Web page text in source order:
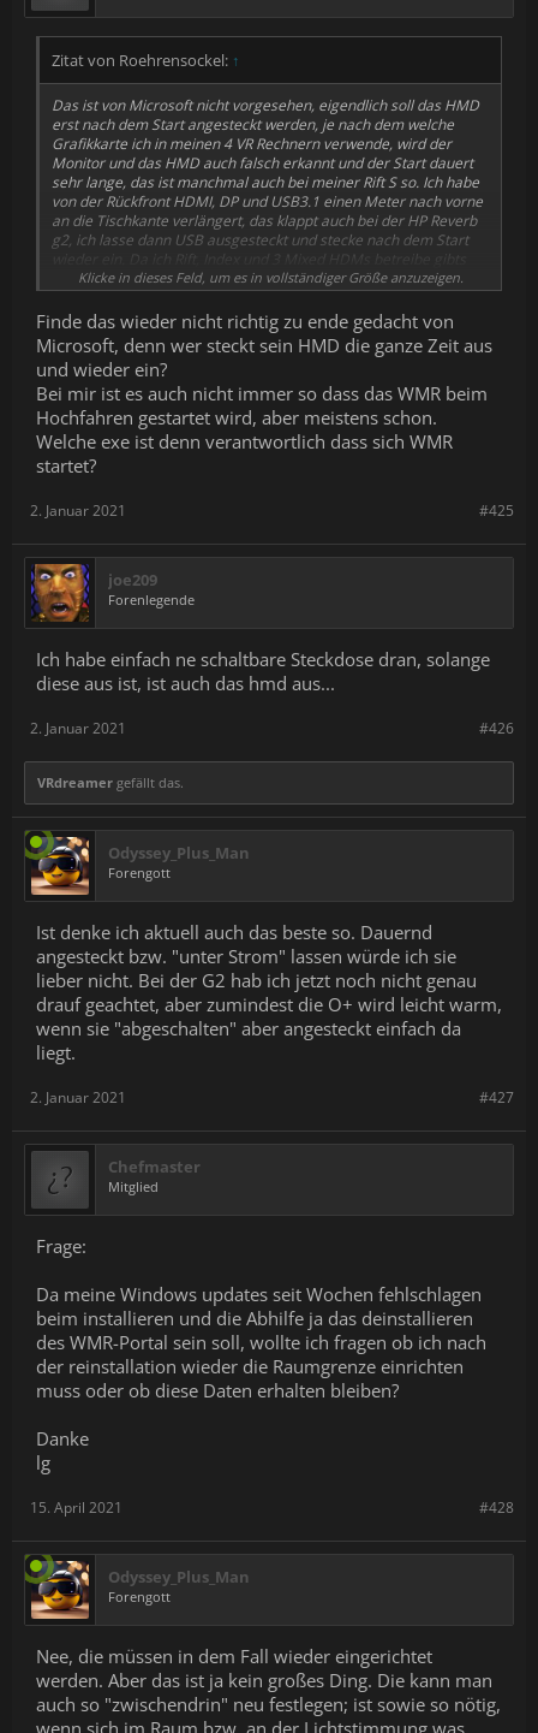
Zitat von Roehrensockel: ↑
Das ist von Microsoft nicht vorgesehen, eigendlich soll das HMD
erst nach dem Start angesteckt werden, je nach dem welche
Grafikkarte ich in meinen 4 VR Rechnern verwende, wird der
Monitor und das HMD auch falsch erkannt und der Start dauert
sehr lange, das ist manchmal auch bei meiner Rift S so. Ich habe
von der Rückfront HDMI, DP und USB3.1 einen Meter nach vorne
an die Tischkante verlängert, das klappt auch bei der HP Reverb
g2, ich lasse dann USB ausgesteckt und stecke nach dem Start
wieder ein. Da ich Rift, Index und 3 Mixed HDMs betreibe gibts
auch doppelt Starts von Oculus, MR und Steam. Das habe ich
durch ein altes DOS Batch gelößt, das die erforderlichen Start
EXE erst dann ins Verzeichnis kopiert wenn ich das Icon auf dem
Desktop anklicke, als Beispiel bei Oculus entferne ich Client EXE
und kopiere sie in eine anderes Verzeichnis, will ich die Rift S
nutzen klicke ich auf mein Rift Icon, das startet die Batch die erst
den Oculus Client an die Stelle kopiert wo sie hingehört und dann
Oculus selbst, das klappt auch bei WMR und Steam. Wer sich
nicht mehr an der Console mit DunkelDOS rumschlagen will kann
auch WinTools zur Automatisierung arbeiten.
Klicke in dieses Feld, um es in vollständiger Größe anzuzeigen.
Finde das wieder nicht richtig zu ende gedacht von
Microsoft, denn wer steckt sein HMD die ganze Zeit aus
und wieder ein?
Bei mir ist es auch nicht immer so dass das WMR beim
Hochfahren gestartet wird, aber meistens schon.
Welche exe ist denn verantwortlich dass sich WMR
startet?
#425
2. Januar 2021
joe209
Forenlegende
Ich habe einfach ne schaltbare Steckdose dran, solange
diese aus ist, ist auch das hmd aus...
#426
2. Januar 2021
VRdreamer gefällt das.
Odyssey_Plus_Man
Forengott
Ist denke ich aktuell auch das beste so. Dauernd
angesteckt bzw. "unter Strom" lassen würde ich sie
lieber nicht. Bei der G2 hab ich jetzt noch nicht genau
drauf geachtet, aber zumindest die O+ wird leicht warm,
wenn sie "abgeschalten" aber angesteckt einfach da
liegt.
#427
2. Januar 2021
Chefmaster
Mitglied
Frage:
Da meine Windows updates seit Wochen fehlschlagen
beim installieren und die Abhilfe ja das deinstallieren
des WMR-Portal sein soll, wollte ich fragen ob ich nach
der reinstallation wieder die Raumgrenze einrichten
muss oder ob diese Daten erhalten bleiben?
Danke
lg
#428
15. April 2021
Odyssey_Plus_Man
Forengott
Nee, die müssen in dem Fall wieder eingerichtet
werden. Aber das ist ja kein großes Ding. Die kann man
auch so "zwischendrin" neu festlegen; ist sowie so nötig,
wenn sich im Raum bzw. an der Lichtstimmung was